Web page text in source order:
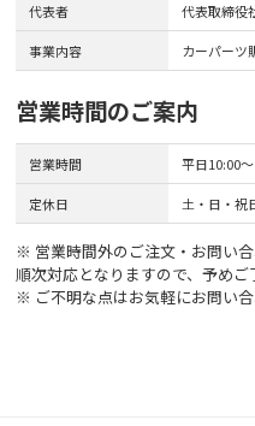
代表者 代表取締
事業内容 カーパーツ
営業時間のご案内
営業時間 平日10:00
定休日 土・日・祝
※ 営業時間外のご注文・お問い
順次対応となりますので、予めご
※ ご不明な点はお気軽にお問い合